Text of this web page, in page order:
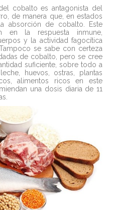
cobalto es antagonista del
de manera que, en estados
absorción de cobalto. Este
en la respuesta inmune,
y la actividad fagocítica
se sabe con certeza
de cobalto, pero se cree
suficiente, sobre todo a
huevos, ostras, plantas
alimentos ricos en este
una dosis diaria de 11